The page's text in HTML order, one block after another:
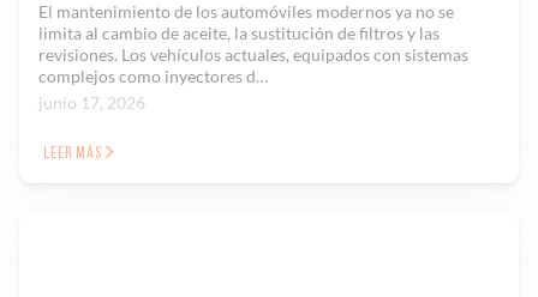
El mantenimiento de los automóviles modernos ya no se
limita al cambio de aceite, la sustitución de filtros y las
revisiones. Los vehículos actuales, equipados con sistemas
complejos como inyectores d…
junio 17, 2026
LEER MÁS